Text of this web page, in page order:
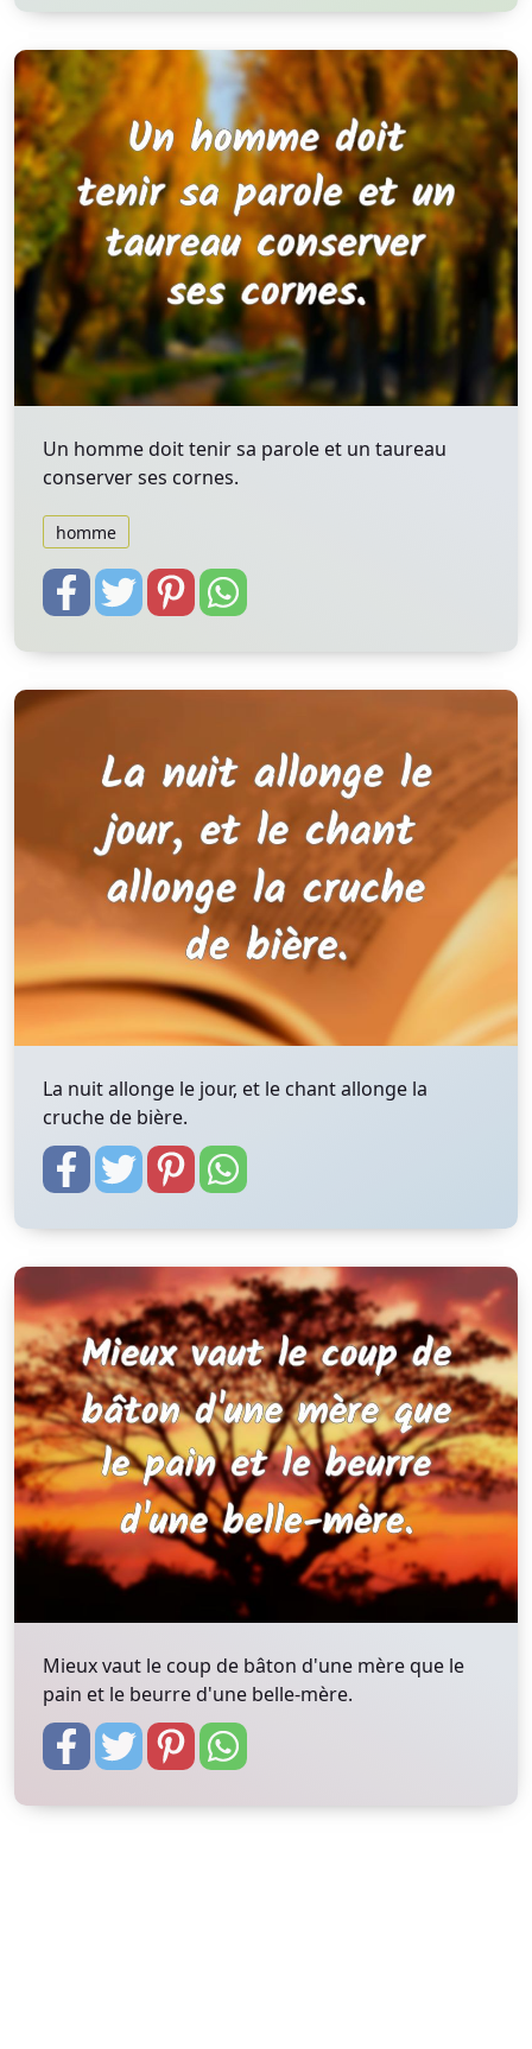
Un homme doit tenir sa parole et un taureau
conserver ses cornes.
homme
La nuit allonge le jour, et le chant allonge la
cruche de bière.
Mieux vaut le coup de bâton d'une mère que le
pain et le beurre d'une belle-mère.